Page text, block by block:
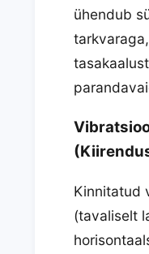
ühendub
Kinnitatud
(tavaliselt